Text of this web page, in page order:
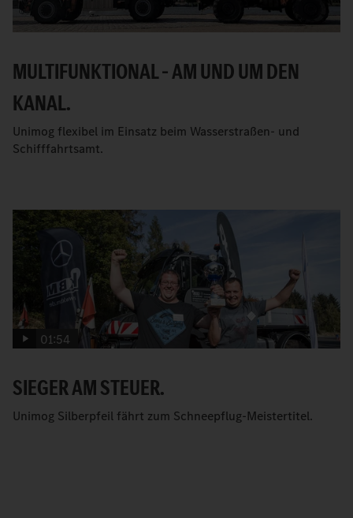
MULTIFUNKTIONAL – AM UND UM DEN
KANAL.
Unimog flexibel im Einsatz beim Wasserstraßen- und
Schifffahrtsamt.
01:54
SIEGER AM STEUER.
Unimog Silberpfeil fährt zum Schneepflug-Meistertitel.